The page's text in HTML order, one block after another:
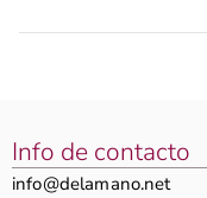
Info de contacto
info@delamano.net